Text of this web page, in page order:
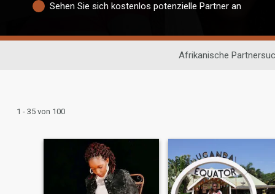
Sehen Sie sich kostenlos potenzielle Partner an
Afrikanische
1 - 35 von 100